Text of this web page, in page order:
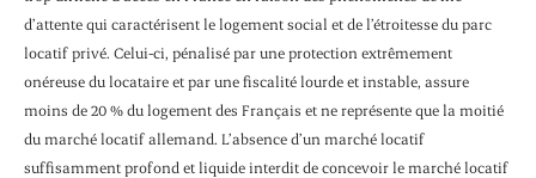
d’attente qui caractérisent le logement social et de l’étroitesse du parc
locatif privé. Celui-ci, pénalisé par une protection extrêmement
onéreuse du locataire et par une fiscalité lourde et instable, assure
moins de 20 % du logement des Français et ne représente que la moitié
du marché locatif allemand. L’absence d’un marché locatif
suffisamment profond et liquide interdit de concevoir le marché locatif